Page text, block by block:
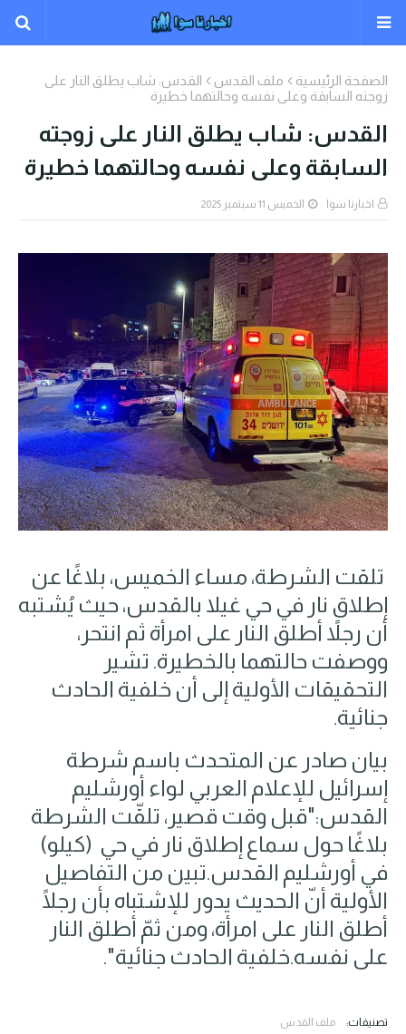
الصفحة الرئيسية ملف القدس
القدس: شاب يطلق النار على
زوجته السابقة وعلى نفسه وحالتهما خطيرة
القدس: شاب يطلق النار على زوجته
السابقة وعلى نفسه وحالتهما خطيرة
اخبارنا سوا الخميس 11 سبتمبر 2025
تلقت الشرطة، مساء الخميس، بلاغًا عن
إطلاق نار في حي غيلا بالقدس، حيث يُشتبه
أن رجلاً أطلق النار على امرأة ثم انتحر،
ووصفت حالتهما بالخطيرة. تشير
التحقيقات الأولية إلى أن خلفية الحادث
جنائية.
بيان صادر عن المتحدث باسم شرطة
إسرائيل للإعلام العربي لواء أورشليم
القدس:"قبل وقت قصير، تلقّت الشرطة
بلاغًا حول سماع إطلاق نار في حي (كيلو)
في أورشليم القدس.تبين من التفاصيل
الأولية أنّ الحديث يدور للإشتباه بأن رجلًا
أطلق النار على امرأة، ومن ثمّ أطلق النار
على نفسه.خلفية الحادث جنائية".
تصنيفات: ملف القدس